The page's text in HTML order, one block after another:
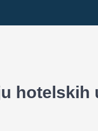
hotelskih